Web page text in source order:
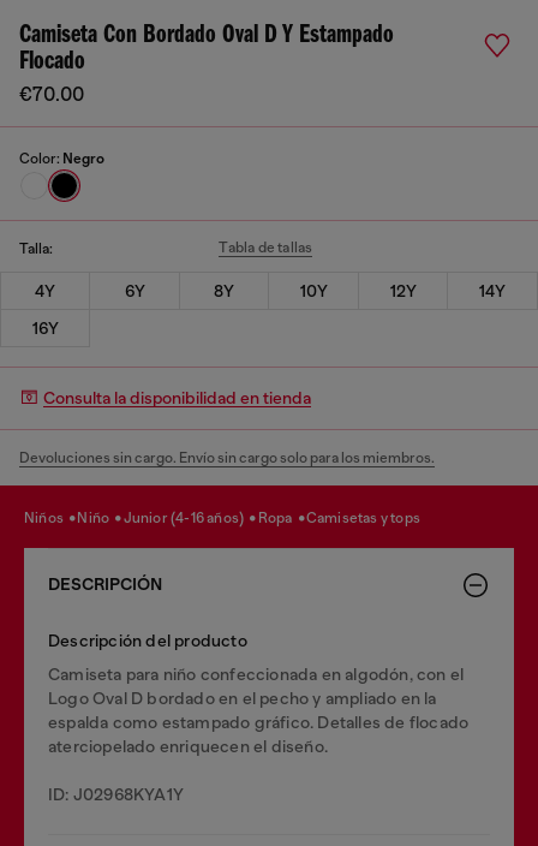
Camiseta Con Bordado Oval D Y Estampado
Flocado
€70.00
Color: Negro
Talla: Tabla de tallas
4Y 6Y 8Y 10Y 12Y
14Y
16Y
Consulta la disponibilidad en tienda
Devoluciones sin cargo. Envío sin cargo solo para los miembros.
niños niño junior (4-16 años) ropa camisetas y tops
DESCRIPCIÓN
Descripción del producto
Camiseta para niño confeccionada en algodón, con el
Logo Oval D bordado en el pecho y ampliado en la
espalda como estampado gráfico. Detalles de flocado
aterciopelado enriquecen el diseño.
ID: J02968KYA1Y